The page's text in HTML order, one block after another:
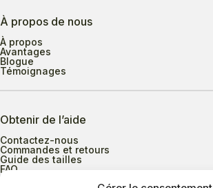
À propos de nous
À propos
Avantages
Blogue
Témoignages
Obtenir de l’aide
Contactez-nous
Commandes et retours
Guide des tailles
FAQ